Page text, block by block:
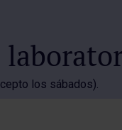
los sábados).